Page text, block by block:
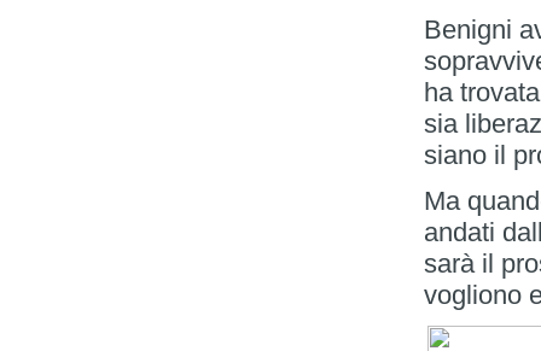
Benigni
ha
sia
siano il
Ma
andati
sarà il
vogliono